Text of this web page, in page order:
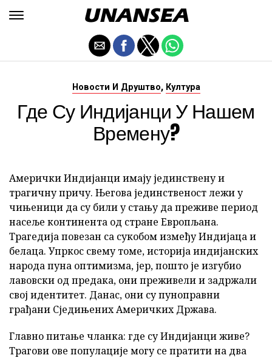
Новости И Друштво, Култура
Где Су Индијанци У Нашем
Времену?
Амерички Индијанци имају јединствену и
трагичну причу. Његова јединственост лежи у
чињеници да су били у стању да преживе период
насеље континента од стране Европљана.
Трагедија повезан са сукобом између Индијаца и
белаца. Упркос свему томе, историја индијанских
народа пуна оптимизма, јер, пошто је изгубио
лавовски од предака, они преживели и задржали
свој идентитет. Данас, они су пуноправни
грађани Сједињених Америчких Држава.
Главно питање чланка: где су Индијанци живе?
Трагови ове популације могу се пратити на два